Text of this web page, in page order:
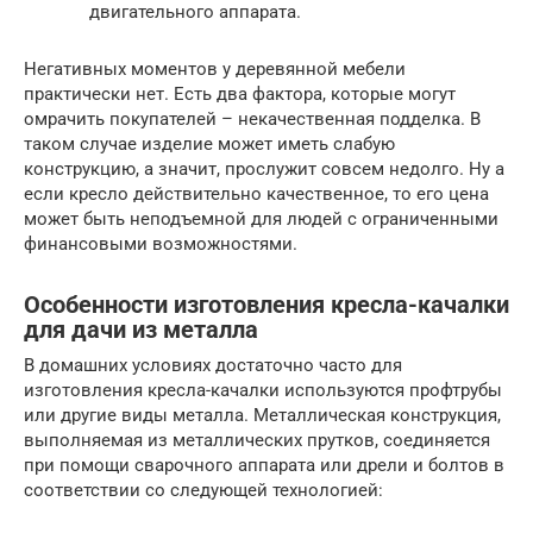
двигательного аппарата.
Негативных моментов у деревянной мебели
практически нет. Есть два фактора, которые могут
омрачить покупателей – некачественная подделка. В
таком случае изделие может иметь слабую
конструкцию, а значит, прослужит совсем недолго. Ну а
если кресло действительно качественное, то его цена
может быть неподъемной для людей с ограниченными
финансовыми возможностями.
Особенности изготовления кресла-качалки
для дачи из металла
В домашних условиях достаточно часто для
изготовления кресла-качалки используются профтрубы
или другие виды металла. Металлическая конструкция,
выполняемая из металлических прутков, соединяется
при помощи сварочного аппарата или дрели и болтов в
соответствии со следующей технологией: